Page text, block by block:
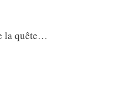
la quête…